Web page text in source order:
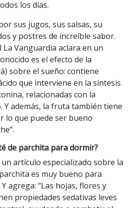
los días.
sus jugos, sus salsas, su
y postres de increíble sabor.
Vanguardia aclara en un
es el efecto de la
sobre el sueño: contiene
que interviene en la síntesis
relacionadas con la
Y además, la fruta también tiene
lo que puede ser bueno
de parchita para dormir?
artículo especializado sobre la
es muy bueno para
agrega: “Las hojas, flores y
propiedades sedativas leves